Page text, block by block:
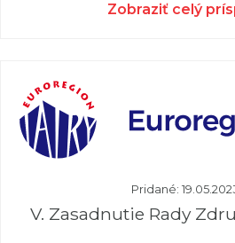
Zobraziť celý
Pridané:
V. Zasadnutie Rady